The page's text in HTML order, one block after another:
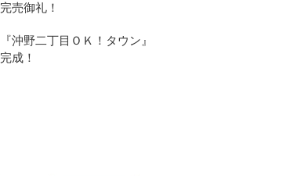
完売御礼！
『沖野二丁目ＯＫ！タウン』
完成！